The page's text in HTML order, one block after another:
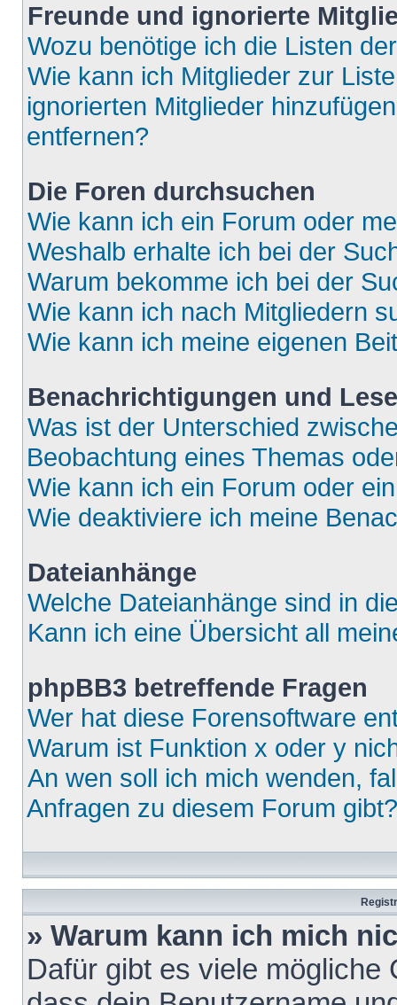
Freunde und ignorierte
Wozu benötige ich die Listen
Wie kann ich Mitglieder zur
ignorierten Mitglieder
entfernen?
Die Foren durchsuchen
Wie kann ich ein Forum oder
Weshalb erhalte ich bei der
Warum bekomme ich bei der
Wie kann ich nach Mitgliedern
Wie kann ich meine eigenen
Benachrichtigungen und
Was ist der Unterschied
Beobachtung eines Themas
Wie kann ich ein Forum oder
Wie deaktiviere ich meine
Dateianhänge
Welche Dateianhänge sind in
Kann ich eine Übersicht all
phpBB3 betreffende Fragen
Wer hat diese Forensoftware
Warum ist Funktion x oder y
An wen soll ich mich wenden,
Anfragen zu diesem Forum gibt?
» Warum kann ich mich
Dafür gibt es viele